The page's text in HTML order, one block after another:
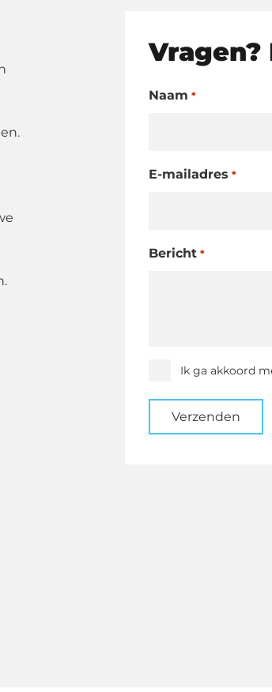
Naam *
E-mailadres *
Bericht *
Instemming
Ik ga akkoord
Verzenden